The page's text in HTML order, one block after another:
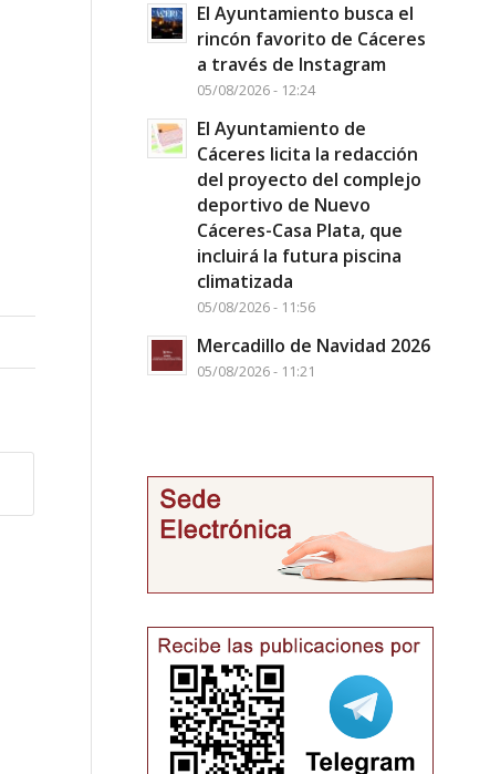
El Ayuntamiento busca el
rincón favorito de Cáceres
a través de Instagram
05/08/2026 - 12:24
El Ayuntamiento de
Cáceres licita la redacción
del proyecto del complejo
deportivo de Nuevo
Cáceres-Casa Plata, que
incluirá la futura piscina
climatizada
05/08/2026 - 11:56
Mercadillo de Navidad 2026
05/08/2026 - 11:21